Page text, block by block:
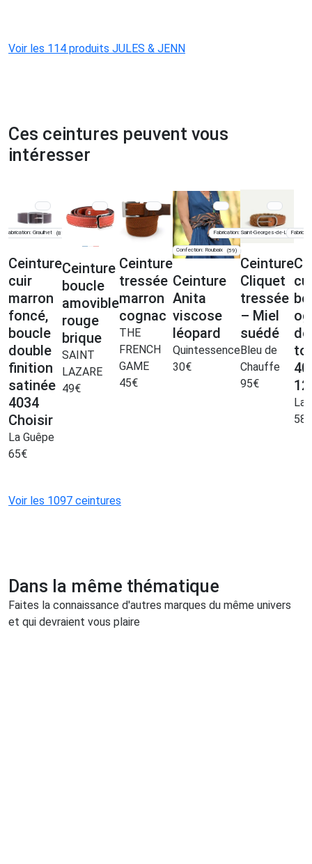
Voir les 114 produits JULES & JENN
Ces ceintures peuvent vous
intéresser
Fabrication: Graulhet (81)
Ceinture
cuir
marron
foncé,
boucle
double
finition
satinée
4034
Choisir
La Guêpe
65€
Ceinture
boucle
amovible
rouge
brique
SAINT
LAZARE
49€
Ceinture
tressée
marron
cognac
THE
FRENCH
GAME
45€
Confection: Roubaix (59)
Ceinture
Anita
viscose
léopard
Quintessence
30€
Fabrication: Saint-Georges-de-Luzençon
Ceinture
Cliquet
tressée
– Miel
suédé
Bleu de
Chauffe
95€
La
58
Voir les 1097 ceintures
Dans la même thématique
Faites la connaissance d'autres marques du même univers
et qui devraient vous plaire